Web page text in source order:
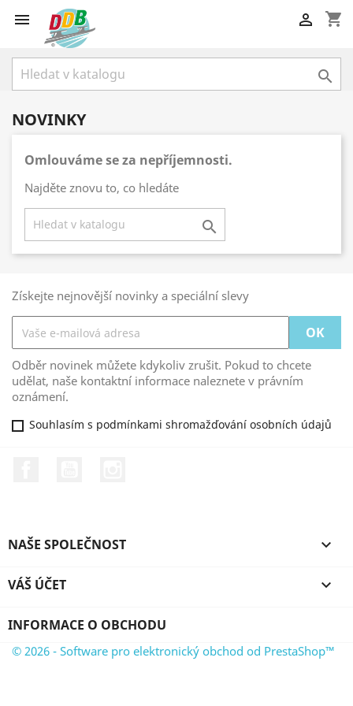
 shopping_cart


NOVINKY
Omlouváme se za nepříjemnosti.
Najděte znovu to, co hledáte

Získejte nejnovější novinky a speciální slevy
Odběr novinek můžete kdykoliv zrušit. Pokud to chcete
udělat, naše kontaktní informace naleznete v právním
oznámení.
Souhlasím s podmínkami shromažďování osobních údajů
NAŠE SPOLEČNOST 
VÁŠ ÚČET 
INFORMACE O OBCHODU
© 2026 - Software pro elektronický obchod od PrestaShop™